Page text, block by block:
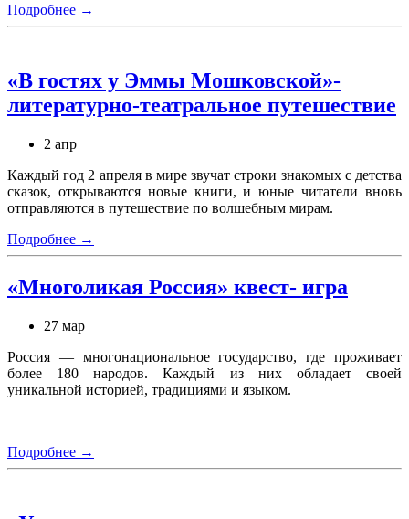
Подробнее →
«В гостях у Эммы Мошковской»-
литературно-театральное путешествие
2 апр
Каждый год 2 апреля в мире звучат строки знакомых с детства
сказок, открываются новые книги, и юные читатели вновь
отправляются в путешествие по волшебным мирам.
Подробнее →
«Многоликая Россия» квест- игра
27 мар
Россия — многонациональное государство, где проживает
более 180 народов. Каждый из них обладает своей
уникальной историей, традициями и языком.
Подробнее →